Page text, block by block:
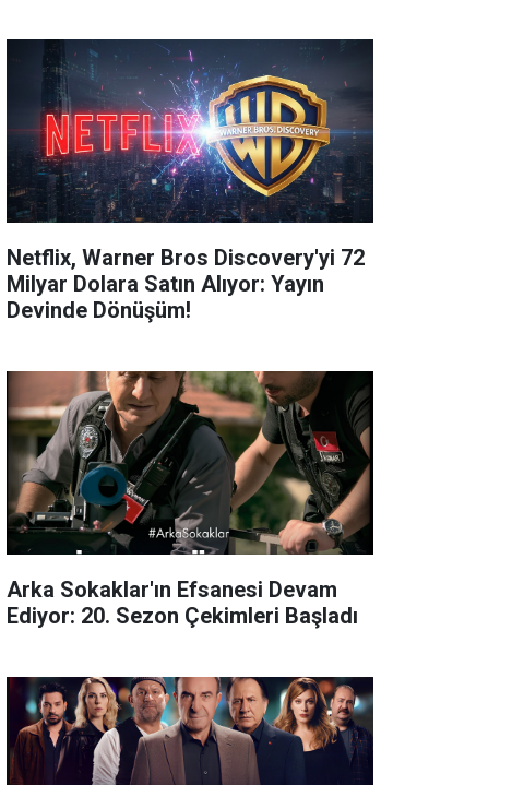
Netflix, Warner Bros Discovery'yi 72
Milyar Dolara Satın Alıyor: Yayın
Devinde Dönüşüm!
Arka Sokaklar'ın Efsanesi Devam
Ediyor: 20. Sezon Çekimleri Başladı